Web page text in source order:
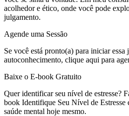
acolhedor e ético, onde você pode
julgamento.
Agende uma Sessão
Se você está pronto(a) para iniciar essa
autoconhecimento, clique aqui para
Baixe o E-book Gratuito
Quer identificar seu nível de estresse?
book Identifique Seu Nível de Estresse
saúde mental hoje mesmo.